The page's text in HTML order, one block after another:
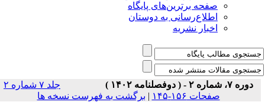
صفحه برترین‌های پایگاه
اطلاع‌رسانی به دوستان
اخبار نشریه
جلد ۷ شماره ۲
|برگشت به فهرست نسخه ها